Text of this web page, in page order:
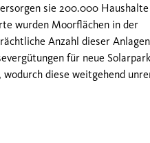
sie 200.000 Haushalte
wurden Moorflächen in der
Anzahl dieser
für neue
diese weitgehend